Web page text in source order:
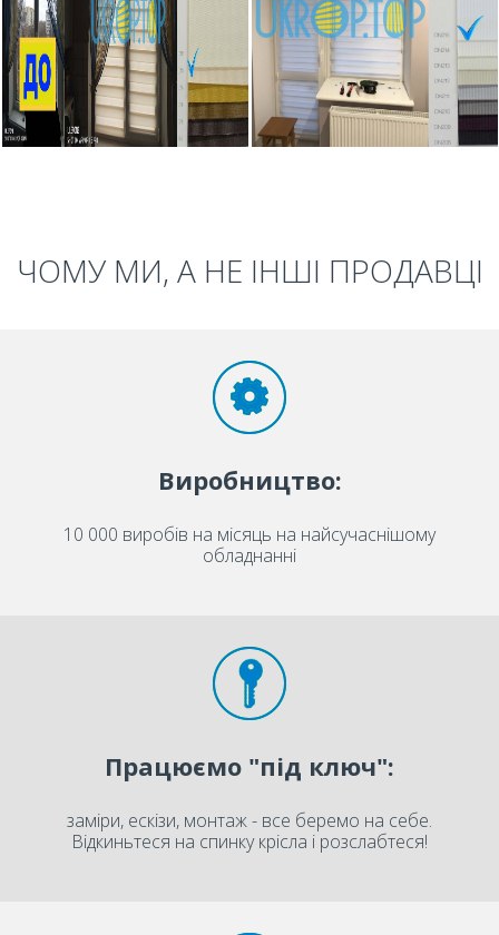
ЧОМУ МИ, А НЕ ІНШІ ПРОДАВЦІ
Виробництво:
10 000 виробів на місяць на найсучаснішому
обладнанні
Працюємо "під ключ":
заміри, ескізи, монтаж - все беремо на себе.
Відкиньтеся на спинку крісла і розслабтеся!